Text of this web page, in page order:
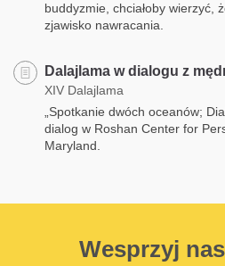
buddyzmie, chciałoby wierzyć,
zjawisko nawracania.
Dalajlama w dialogu z
XIV Dalajlama
„Spotkanie dwóch oceanów;
dialog w Roshan Center for
Maryland.
Wesprzyj